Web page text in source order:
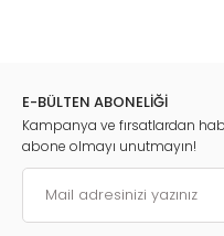
E-BÜLTEN ABONELİĞİ
Kampanya ve fırsatlardan
abone olmayı unutmayın!